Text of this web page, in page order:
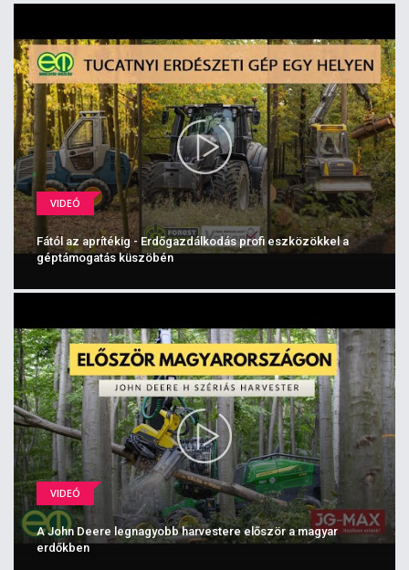
VIDEÓ
Fától az aprítékig - Erdőgazdálkodás profi eszközökkel a
géptámogatás küszöbén
VIDEÓ
A John Deere legnagyobb harvestere először a magyar
erdőkben